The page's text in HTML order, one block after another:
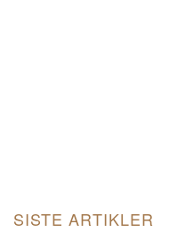
SISTE ARTIKLER